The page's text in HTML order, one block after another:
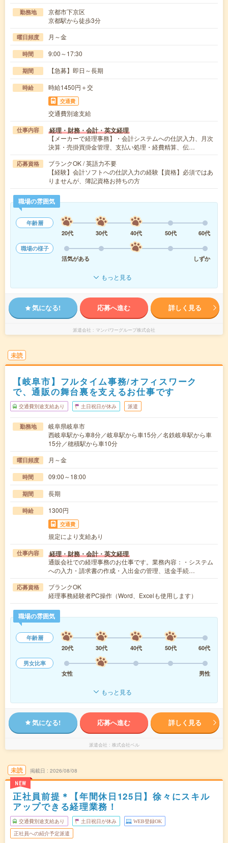
勤務地
京都市下京区
京都駅から徒歩3分
曜日頻度 月～金
時間 9:00～17:30
期間 【急募】即日～長期
時給 時給1450円＋交
交通費
交通費別途支給
仕事内容 経理・財務・会計・英文経理
【メーカーで経理事務】・会計システムへの仕訳入力、月次
決算・売掛買掛金管理、支払い処理・経費精算、伝…
応募資格
ブランクOK / 英語力不要
【経験】会計ソフトへの仕訳入力の経験【資格】必須ではあ
りませんが、簿記資格お持ちの方
職場の雰囲気
年齢層
20代
30代 40代 50代
60代
職場の様子
活気がある
しずか
もっと見る
気になる! 応募へ進む 詳しく見る
派遣会社 マンパワーグループ株式会社
未読
【岐阜市】フルタイム事務/オフィスワーク
で、通販の舞台裏を支えるお仕事です
交通費別途支給あり 土日祝日が休み 派遣
勤務地
岐阜県岐阜市
西岐阜駅から車8分／岐阜駅から車15分／名鉄岐阜駅から車
15分／穂積駅から車10分
曜日頻度 月～金
時間 09:00～18:00
期間 長期
時給 1300円
交通費
規定により支給あり
仕事内容 経理・財務・会計・英文経理
通販会社での経理事務のお仕事です。業務内容：・システム
への入力・請求書の作成・入出金の管理、送金手続…
応募資格
ブランクOK
経理事務経験者PC操作（Word、Excelも使用します）
職場の雰囲気
年齢層
20代
30代 40代 50代
60代
男女比率
女性
男性
もっと見る
気になる! 応募へ進む 詳しく見る
派遣会社 株式会社ベル
未読
NEW
掲載日 2026/08/08
正社員前提＊【年間休日125日】徐々にスキル
アップできる経理業務！
交通費別途支給あり 土日祝日が休み WEB登録OK
正社員への紹介予定派遣